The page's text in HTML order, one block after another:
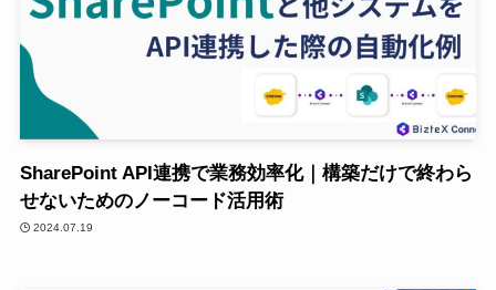
SharePoint API連携で業務効率化｜構築だけで終わら
せないためのノーコード活用術
2024.07.19